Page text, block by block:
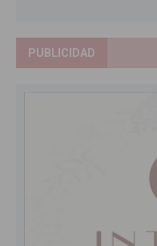
PUBLICIDAD